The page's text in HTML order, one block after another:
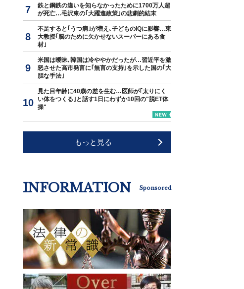
鉄と鋼鉄の違いを知らなかったために1700万人超
が死亡…毛沢東の｢大躍進政策｣の悲劇的結末
不足すると｢うつ病｣が増え､子どものIQに影響…東
大教授｢脳のために欠かせないスーパーにある食
材｣
米国は曖昧､韓国は冷ややかだったが…習近平を激
怒させた高市発言に｢無言の支持｣を示した国の｢大
胆な手法｣
見た目年齢に40歳の差を生む…医師が｢太りにく
い体をつくる｣と話す1日にわずか10回の"脱ET体
操"
もっと見る
INFORMATION Sponsored